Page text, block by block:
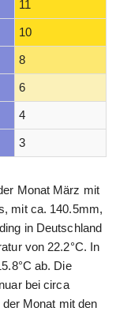
11
10
8
6
4
3
Monat März mit
mit ca. 140.5mm,
in Deutschland
von 22.2°C. In
ab. Die
bei circa
Monat mit den